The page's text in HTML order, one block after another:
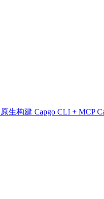
原生构建 Capgo CLI + MCP